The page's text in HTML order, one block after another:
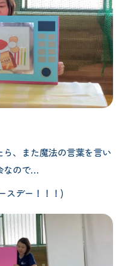
、また魔法の言葉を言い
なので…
スデー！！！)